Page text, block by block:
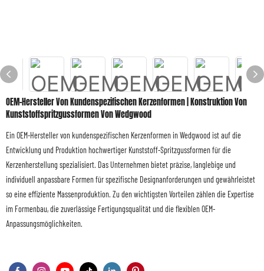
OEM-Hersteller Von Kundenspezifischen Kerzenformen | Konstruktion Von
Kunststoffspritzgussformen Von Wedgwood
Ein OEM-Hersteller von kundenspezifischen Kerzenformen in Wedgwood ist auf die
Entwicklung und Produktion hochwertiger Kunststoff-Spritzgussformen für die
Kerzenherstellung spezialisiert. Das Unternehmen bietet präzise, ​​langlebige und
individuell anpassbare Formen für spezifische Designanforderungen und gewährleistet
so eine effiziente Massenproduktion. Zu den wichtigsten Vorteilen zählen die Expertise
im Formenbau, die zuverlässige Fertigungsqualität und die flexiblen OEM-
Anpassungsmöglichkeiten.